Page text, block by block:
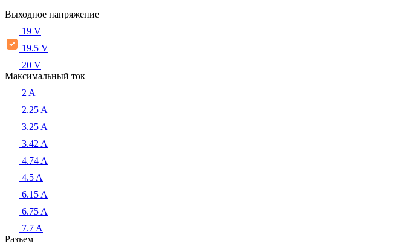
Выходное напряжение
19 V
19.5 V
20 V
Максимальный ток
2 A
2.25 A
3.25 A
3.42 A
4.74 A
4.5 A
6.15 A
6.75 A
7.7 A
Разъем